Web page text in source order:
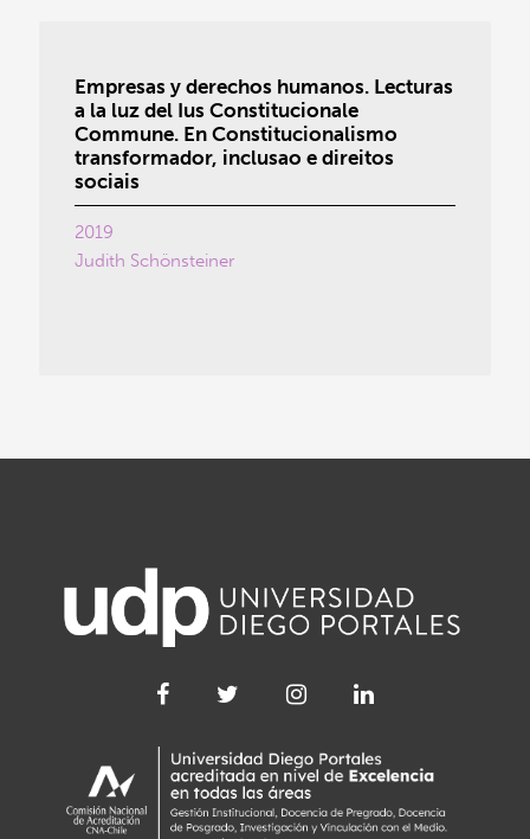
Empresas y derechos humanos. Lecturas
a la luz del Ius Constitucionale
Commune. En Constitucionalismo
transformador, inclusao e direitos
sociais
2019
Judith Schönsteiner